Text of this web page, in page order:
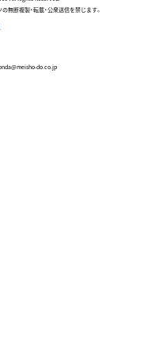
無断複製・転載・公衆送信を禁じます。
do.co.jp